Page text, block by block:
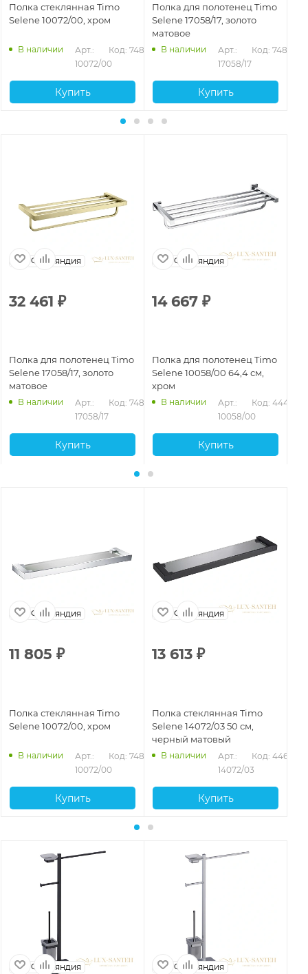
Полка стеклянная Timo
Selene 10072/00, хром
В наличии
Арт.:
10072/00
Код: 74893
Купить
Полка для полотенец Timo
Selene 17058/17, золото
матовое
В наличии
Арт.:
17058/17
Код: 74882
Купить
Финляндия
32 461 ₽
Полка для полотенец Timo
Selene 17058/17, золото
матовое
В наличии
Арт.:
17058/17
Код: 74882
Купить
Финляндия
14 667 ₽
Полка для полотенец Timo
Selene 10058/00 64,4 см,
хром
В наличии
Арт.:
10058/00
Код: 44470
Купить
Финляндия
11 805 ₽
Полка стеклянная Timo
Selene 10072/00, хром
В наличии
Арт.:
10072/00
Код: 74893
Купить
Финляндия
13 613 ₽
Полка стеклянная Timo
Selene 14072/03 50 см,
черный матовый
В наличии
Арт.:
14072/03
Код: 44663
Купить
Финляндия Финляндия